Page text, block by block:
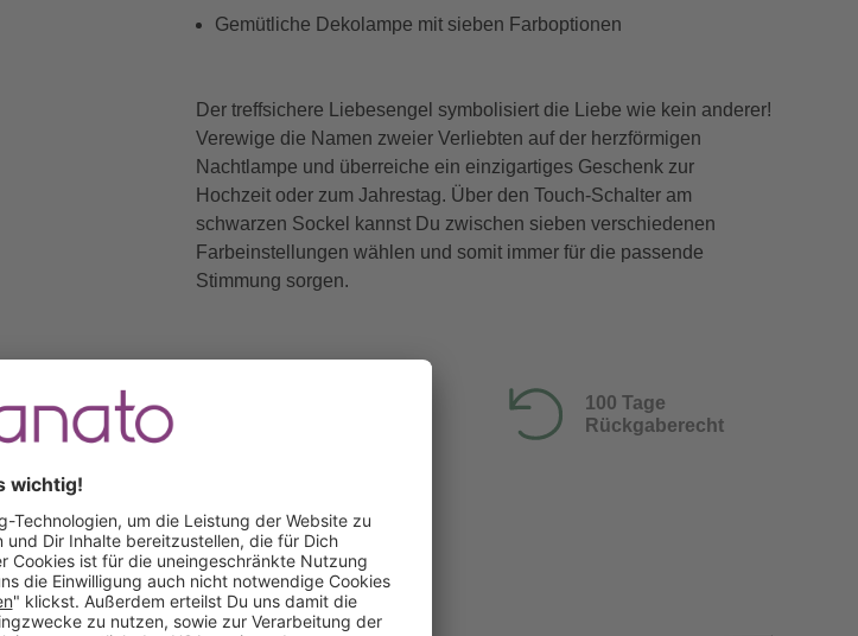
Gemütliche Dekolampe mit sieben Farboptionen
Der treffsichere Liebesengel symbolisiert die Liebe wie kein anderer!
Verewige die Namen zweier Verliebten auf der herzförmigen
Nachtlampe und überreiche ein einzigartiges Geschenk zur
Hochzeit oder zum Jahrestag. Über den Touch-Schalter am
schwarzen Sockel kannst Du zwischen sieben verschiedenen
Farbeinstellungen wählen und somit immer für die passende
Stimmung sorgen.
100 Tage
Rückgaberecht
Kunden